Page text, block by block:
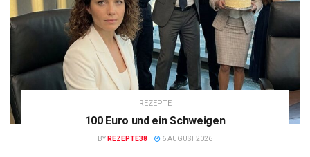
REZEPTE
100 Euro und ein Schweigen
BY REZEPTE38 6 AUGUST 2026